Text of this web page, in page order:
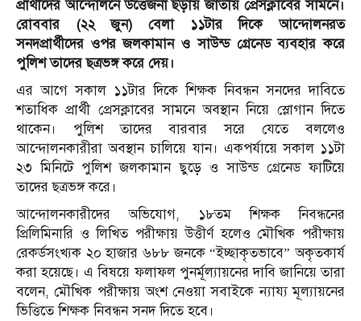
প্রার্থীদের আন্দোলনে উত্তেজনা ছড়ায় জাতীয় প্রেসক্লাবের সামনে।
রোববার (২২ জুন) বেলা ১১টার দিকে আন্দোলনরত
সনদপ্রার্থীদের ওপর জলকামান ও সাউন্ড গ্রেনেড ব্যবহার করে
পুলিশ তাদের ছত্রভঙ্গ করে দেয়।
এর আগে সকাল ১১টার দিকে শিক্ষক নিবন্ধন সনদের দাবিতে
শতাধিক প্রার্থী প্রেসক্লাবের সামনে অবস্থান নিয়ে স্লোগান দিতে
থাকেন। পুলিশ তাদের বারবার সরে যেতে বললেও
আন্দোলনকারীরা অবস্থান চালিয়ে যান। একপর্যায়ে সকাল ১১টা
২৩ মিনিটে পুলিশ জলকামান ছুড়ে ও সাউন্ড গ্রেনেড ফাটিয়ে
তাদের ছত্রভঙ্গ করে।
আন্দোলনকারীদের অভিযোগ, ১৮তম শিক্ষক নিবন্ধনের
প্রিলিমিনারি ও লিখিত পরীক্ষায় উত্তীর্ণ হলেও মৌখিক পরীক্ষায়
রেকর্ডসংখ্যক ২০ হাজার ৬৮৮ জনকে “ইচ্ছাকৃতভাবে” অকৃতকার্য
করা হয়েছে। এ বিষয়ে ফলাফল পুনর্মূল্যায়নের দাবি জানিয়ে তারা
বলেন, মৌখিক পরীক্ষায় অংশ নেওয়া সবাইকে ন্যায্য মূল্যায়নের
ভিত্তিতে শিক্ষক নিবন্ধন সনদ দিতে হবে।